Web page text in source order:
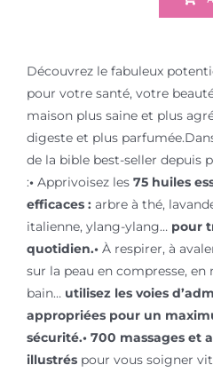
Découvrez le fabuleux
pour votre santé, votre
maison plus saine et plus
digeste et plus
de la bible best-seller depuis
:•Apprivoisez les75 huiles
efficaces :arbre à thé,
italienne, ylang-ylang… pour
quotidien.• À respirer, à
sur la peau en compresse, en
bain… utilisez les voies
appropriées pour un
sécurité.• 700 massages et
illustréspour vous soigner